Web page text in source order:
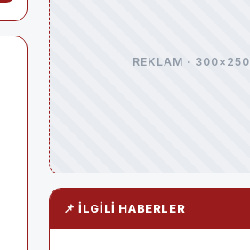
REKLAM · 300×250
📌 İLGILI HABERLER